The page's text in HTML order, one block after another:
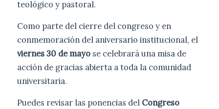
teológico y pastoral.
Como parte del cierre del congreso y en
conmemoración del aniversario institucional, el
viernes 30 de mayo se celebrará una misa de
acción de gracias abierta a toda la comunidad
universitaria.
Puedes revisar las ponencias del Congreso